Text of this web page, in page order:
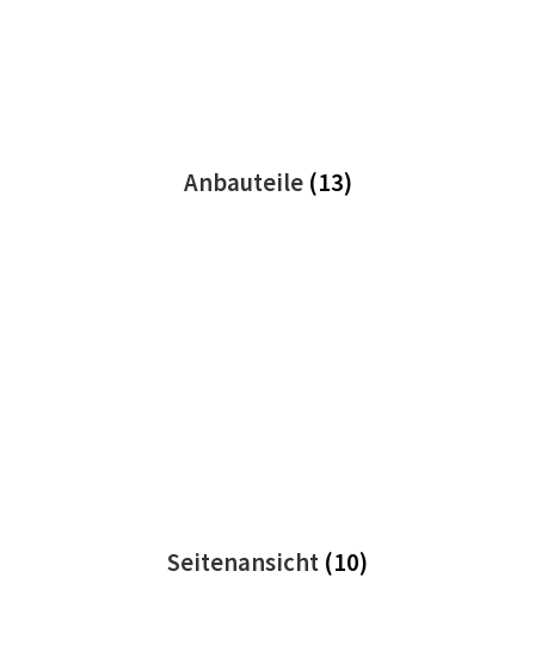
Anbauteile (13)
Seitenansicht (10)